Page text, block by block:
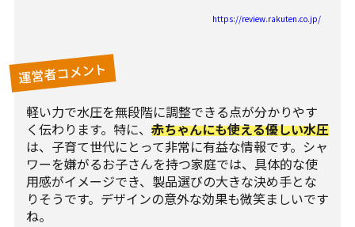
https://review.rakuten.co.jp/
運営者コメント
軽い力で水圧を無段階に調整できる点が分かりやす
く伝わります。特に、 赤ちゃんにも使える優しい水圧
は、子育て世代にとって非常に有益な情報です。シャ
ワーを嫌がるお子さんを持つ家庭では、具体的な使
用感がイメージでき、製品選びの大きな決め手とな
りそうです。デザインの意外な効果も微笑ましいです
ね。